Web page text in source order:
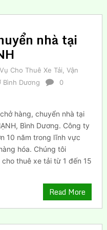
nhà tại
Cho Thuê Xe Tải Vận
Bình Dương
0
hàng, chuyển nhà tại
Bình Dương. Công ty
10 năm trong lĩnh vực
hóa. Chúng tôi
thuê xe tải từ 1 đến 15
Read More